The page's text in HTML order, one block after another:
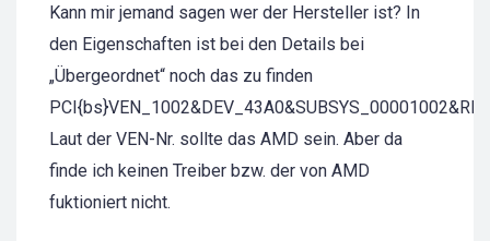
Kann mir jemand sagen wer der Hersteller ist? In
den Eigenschaften ist bei den Details bei
„Übergeordnet“ noch das zu finden
Laut der VEN-Nr. sollte das AMD sein. Aber da
finde ich keinen Treiber bzw. der von AMD
fuktioniert nicht.